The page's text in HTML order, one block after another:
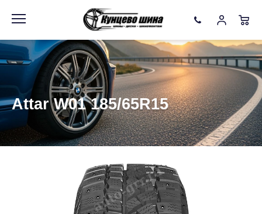
Attar W01 185/65R15
Информация Фото товара